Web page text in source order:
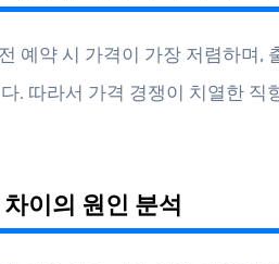
예약 시 가격이 가장 저렴하며,
. 따라서 가격 경쟁이 치열한 직
이의 원인 분석